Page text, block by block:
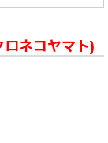
ネコヤマト)